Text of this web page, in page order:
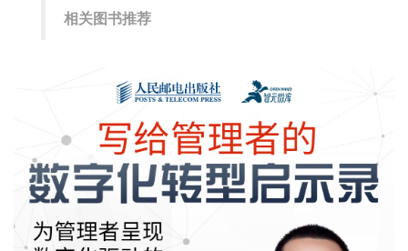
相关图书推荐